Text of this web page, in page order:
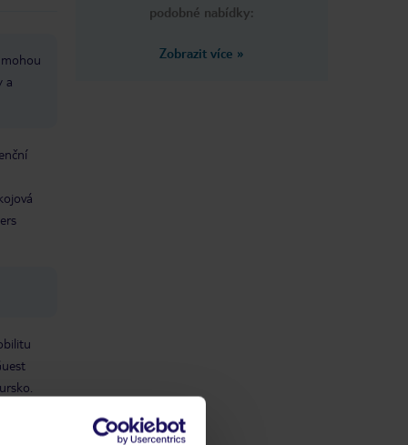
a
podobné nabídky:
Zobrazit více »